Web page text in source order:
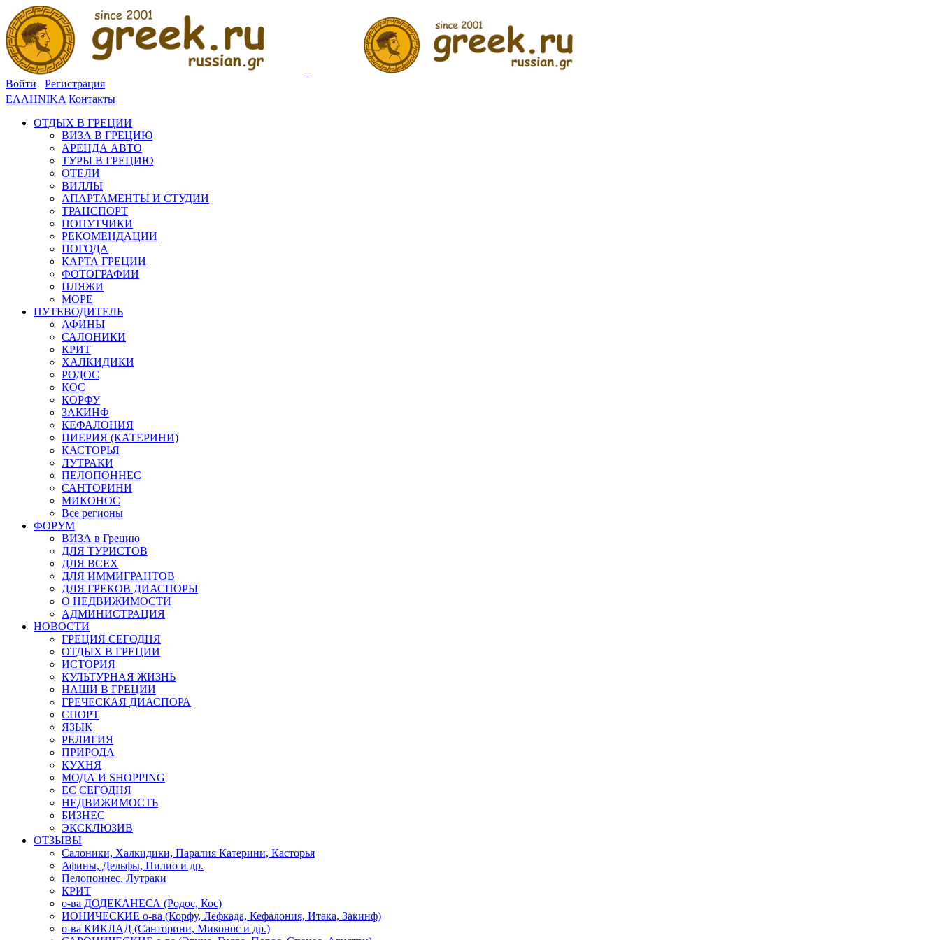
Войти
Регистрация
ΕΛΛΗΝΙΚΑ Контакты
ОТДЫХ В ГРЕЦИИ
ВИЗА В ГРЕЦИЮ
АРЕНДА АВТО
ТУРЫ В ГРЕЦИЮ
ОТЕЛИ
ВИЛЛЫ
АПАРТАМЕНТЫ И СТУДИИ
ТРАНСПОРТ
ПОПУТЧИКИ
РЕКОМЕНДАЦИИ
ПОГОДА
КАРТА ГРЕЦИИ
ФОТОГРАФИИ
ПЛЯЖИ
МОРЕ
ПУТЕВОДИТЕЛЬ
АФИНЫ
САЛОНИКИ
КРИТ
ХАЛКИДИКИ
РОДОС
КОС
КОРФУ
ЗАКИНФ
КЕФАЛОНИЯ
ПИЕРИЯ (КАТЕРИНИ)
КАСТОРЬЯ
ЛУТРАКИ
ПЕЛОПОННЕС
САНТОРИНИ
МИКОНОС
Все регионы
ФОРУМ
ВИЗА в Грецию
ДЛЯ ТУРИСТОВ
ДЛЯ ВСЕХ
ДЛЯ ИММИГРАНТОВ
ДЛЯ ГРЕКОВ ДИАСПОРЫ
О НЕДВИЖИМОСТИ
АДМИНИСТРАЦИЯ
НОВОСТИ
ГРЕЦИЯ СЕГОДНЯ
ОТДЫХ В ГРЕЦИИ
ИСТОРИЯ
КУЛЬТУРНАЯ ЖИЗНЬ
НАШИ В ГРЕЦИИ
ГРЕЧЕСКАЯ ДИАСПОРА
СПОРТ
ЯЗЫК
РЕЛИГИЯ
ПРИРОДА
КУХНЯ
МОДА И SHOPPING
ЕС СЕГОДНЯ
НЕДВИЖИМОСТЬ
БИЗНЕС
ЭКСКЛЮЗИВ
ОТЗЫВЫ
Салоники, Халкидики, Паралия Катерини, Касторья
Афины, Дельфы, Пилио и др.
Пелопоннес, Лутраки
КРИТ
о-ва ДОДЕКАНЕСА (Родос, Кос)
ИОНИЧЕСКИЕ о-ва (Корфу, Лефкада, Кефалония, Итака, Закинф)
о-ва КИКЛАД (Санторини, Миконос и др.)